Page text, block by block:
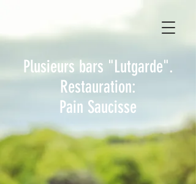
Plusieurs bars "Lutgarde".
Restauration:
Pain Saucisse